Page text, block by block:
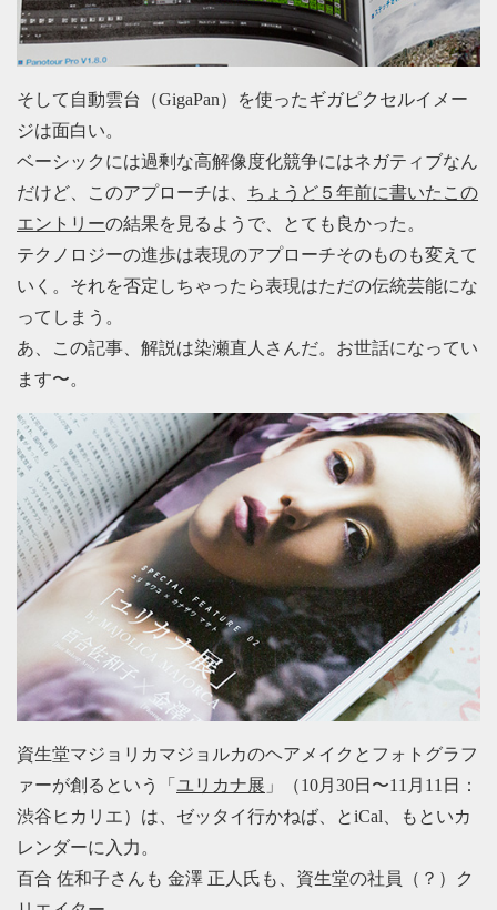
そして自動雲台（GigaPan）を使ったギガピクセルイメー
ジは面白い。
ベーシックには過剰な高解像度化競争にはネガティブなん
だけど、このアプローチは、 ちょうど５年前に書いたこの
エントリーの結果を見るようで、とても良かった。
テクノロジーの進歩は表現のアプローチそのものも変えて
いく。それを否定しちゃったら表現はただの伝統芸能にな
ってしまう。
あ、この記事、解説は染瀬直人さんだ。お世話になってい
ます〜。
資生堂マジョリカマジョルカのヘアメイクとフォトグラフ
ァーが創るという「 ユリカナ展 」（10月30日〜11月11日：
渋谷ヒカリエ）は、ゼッタイ行かねば、とiCal、もといカ
レンダーに入力。
百合 佐和子さんも 金澤 正人氏も、資生堂の社員（？）ク